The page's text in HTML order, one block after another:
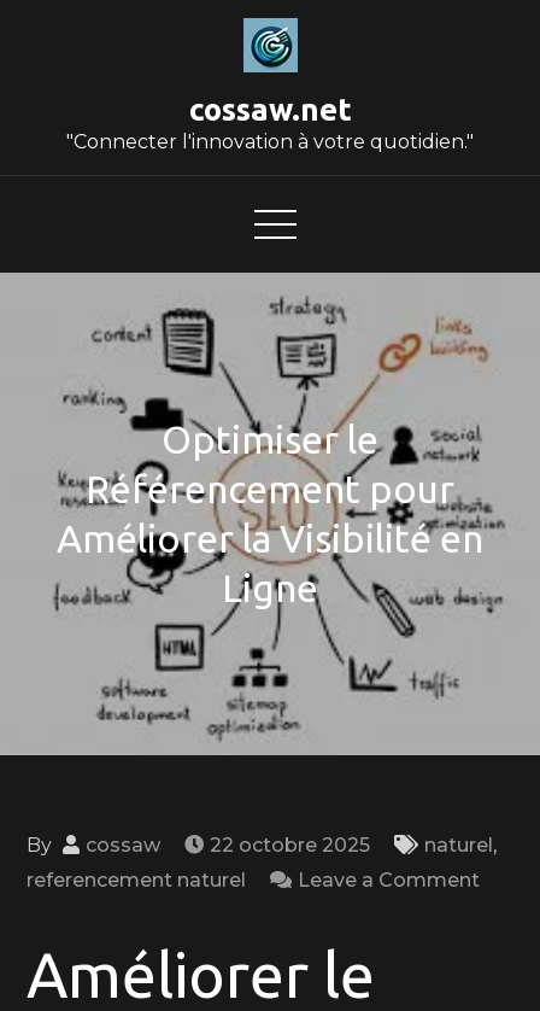
cossaw.net
"Connecter l'innovation à votre quotidien."
Optimiser le
Référencement pour
Améliorer la Visibilité en
Ligne
By cossaw 22 octobre 2025 naturel,
referencement naturel
Leave a Comment
Améliorer le